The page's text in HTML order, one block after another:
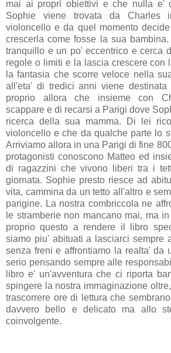
mai ai propri obiettivi e che nulla e'
Sophie viene trovata da Charles
violoncello e da quel momento
crescerla come fosse la sua
tranquillo e un po' eccentrico e cerca
regole o limiti e la lascia crescere con
la fantasia che scorre veloce nella
all'eta' di tredici anni viene destinata
proprio allora che insieme con
scappare e di recarsi a Parigi dove
ricerca della sua mamma. Di lei
violoncello e che da qualche parte lo
Arriviamo allora in una Parigi di fine
protagonisti conoscono Matteo ed
di ragazzini che vivono liberi tra i
giornata. Sophie presto riesce ad
vita, cammina da un tetto all'altro e
parigine. La nostra combriccola ne
le stramberie non mancano mai, ma
proprio questo a rendere il libro
siamo piu' abituati a lasciarci sempre
senza freni e affrontiamo la realta' da
serio pensando sempre alle
libro e' un'avventura che ci riporta
spingere la nostra immaginazione
trascorrere ore di lettura che
davvero bello e delicato ma allo
coinvolgente.